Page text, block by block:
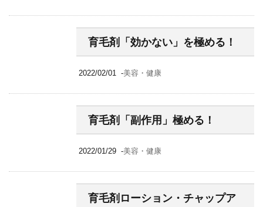
育毛剤「効かない」を極める！
2022/02/01 -美容・健康
育毛剤「副作用」極める！
2022/01/29 -美容・健康
育毛剤ローション・チャップア